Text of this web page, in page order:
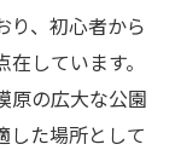
集
ット紹介
場所の選び
り、初心者から
しています。
原の広大な公園
した場所として